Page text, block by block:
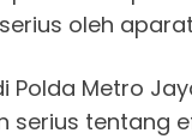
oleh
Polda Metro
serius tentang